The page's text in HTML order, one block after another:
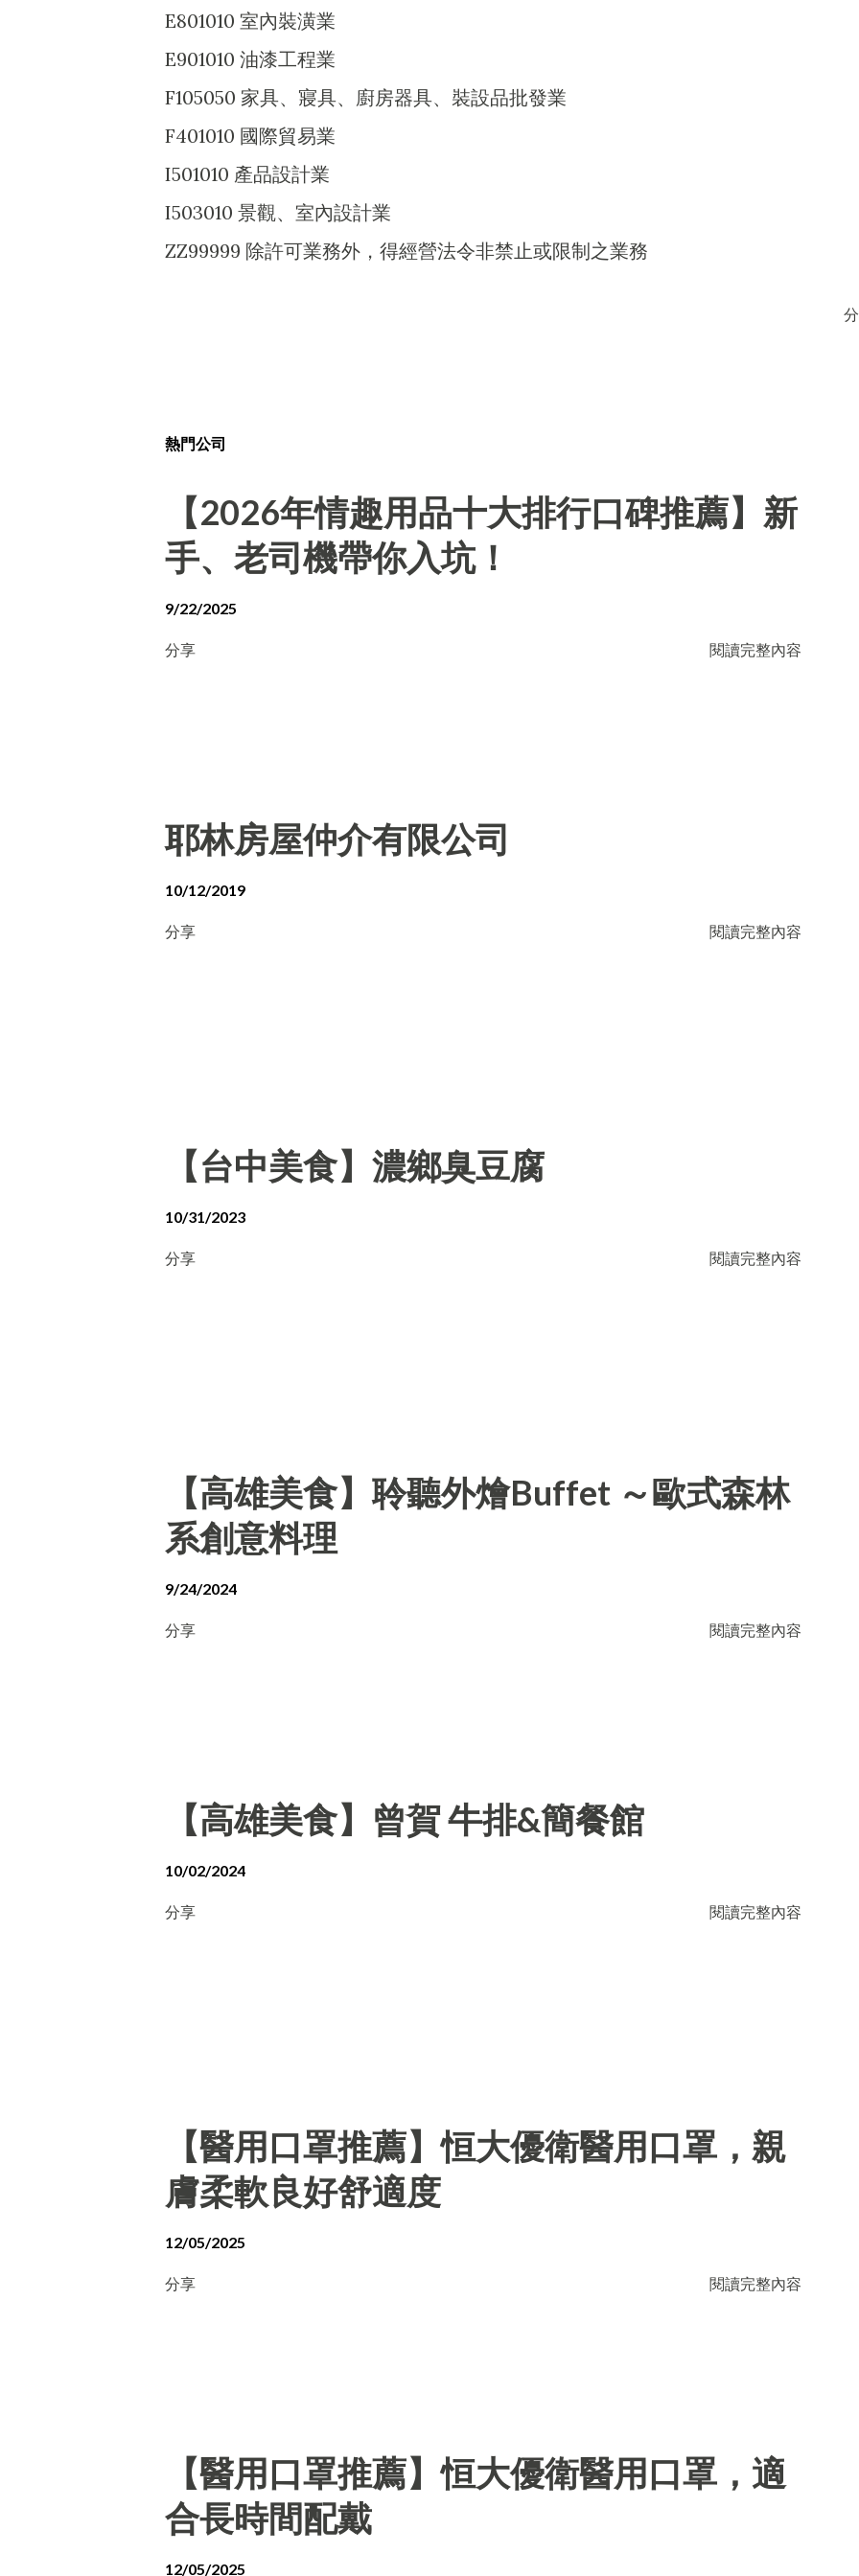
E801010 室內裝潢業
E901010 油漆工程業
F105050 家具、寢具、廚房器具、裝設品批發業
F401010 國際貿易業
I501010 產品設計業
I503010 景觀、室內設計業
ZZ99999 除許可業務外，得經營法令非禁止或限制之業務
熱門公司
【2026年情趣用品十大排行口碑推薦】新
手、老司機帶你入坑！
9/22/2025
分享 閱讀完整內容
耶林房屋仲介有限公司
10/12/2019
分享 閱讀完整內容
【台中美食】濃鄉臭豆腐
10/31/2023
分享 閱讀完整內容
【高雄美食】聆聽外燴Buffet ～歐式森林
系創意料理
9/24/2024
分享 閱讀完整內容
【高雄美食】曾賀 牛排&簡餐館
10/02/2024
分享 閱讀完整內容
【醫用口罩推薦】恒大優衛醫用口罩，親
膚柔軟良好舒適度
12/05/2025
分享 閱讀完整內容
【醫用口罩推薦】恒大優衛醫用口罩，適
合長時間配戴
12/05/2025